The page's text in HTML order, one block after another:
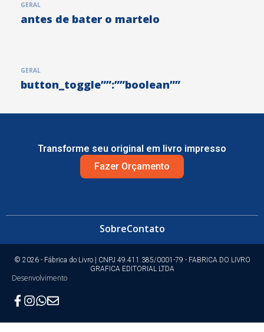
GERAL
antes de bater o martelo
GERAL
button_toggle””:””boolean””
Transforme seu original em livro impresso
Fazer Orçamento
SobreContato
© 2026 - Fábrica do Livro | CNPJ 49.411.385/0001-79 - FABRICA DO LIVRO
GRAFICA EDITORIAL LTDA
Desenvolvimento